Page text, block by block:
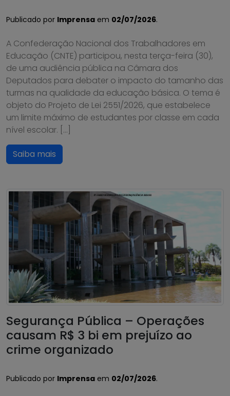
Publicado por Imprensa em 02/07/2026.
A Confederação Nacional dos Trabalhadores em
Educação (CNTE) participou, nesta terça-feira (30),
de uma audiência pública na Câmara dos
Deputados para debater o impacto do tamanho das
turmas na qualidade da educação básica. O tema é
objeto do Projeto de Lei 2551/2026, que estabelece
um limite máximo de estudantes por classe em cada
nível escolar. […]
Saiba mais
Segurança Pública – Operações
causam R$ 3 bi em prejuízo ao
crime organizado
Publicado por Imprensa em 02/07/2026.